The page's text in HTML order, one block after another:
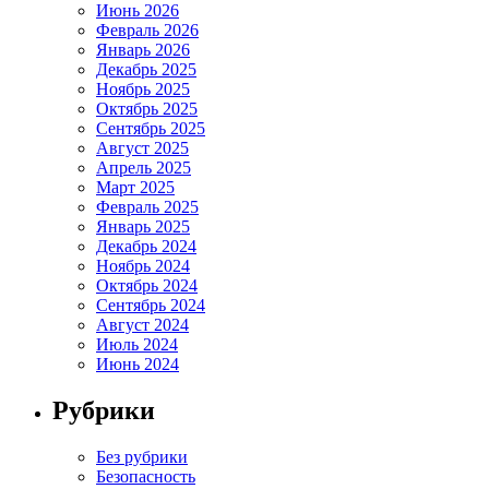
Июнь 2026
Февраль 2026
Январь 2026
Декабрь 2025
Ноябрь 2025
Октябрь 2025
Сентябрь 2025
Август 2025
Апрель 2025
Март 2025
Февраль 2025
Январь 2025
Декабрь 2024
Ноябрь 2024
Октябрь 2024
Сентябрь 2024
Август 2024
Июль 2024
Июнь 2024
Рубрики
Без рубрики
Безопасность